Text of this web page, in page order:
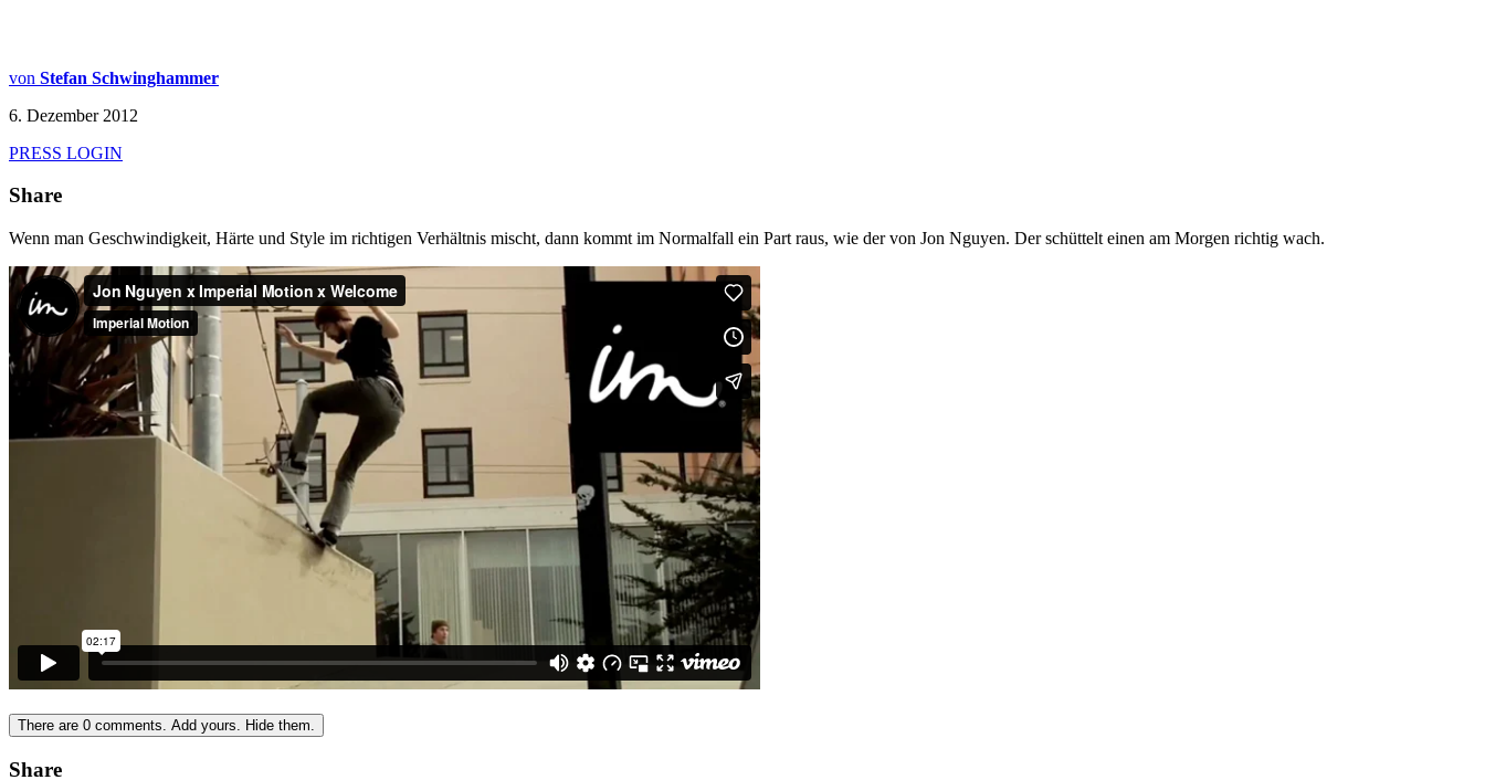
von Stefan Schwinghammer
6. Dezember 2012
PRESS LOGIN
Share
Wenn man Geschwindigkeit, Härte und Style im richtigen Verhältnis mischt, dann kommt im Normalfall ein Part raus, wie der von Jon Nguyen. Der schüttelt einen am Morgen richtig wach.
There are 0 comments. Add yours. Hide them.
Share